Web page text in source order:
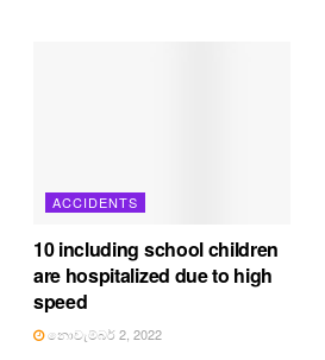
ACCIDENTS
10 including school children
are hospitalized due to high
speed
නොවැම්බර් 2, 2022